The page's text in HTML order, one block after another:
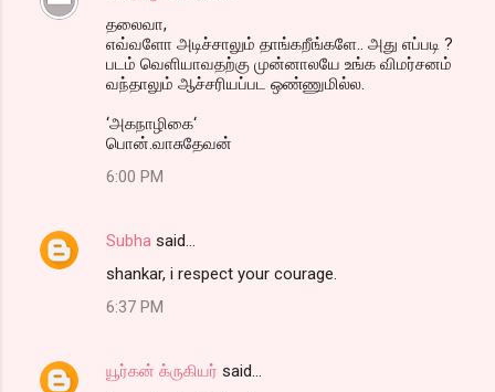
தலைவா,
எவ்வளோ அடிச்சாலும் தாங்கறீங்களே.. அது எப்படி ?
படம் வெளியாவதற்கு முன்னாலயே உங்க விமர்சனம்
வந்தாலும் ஆச்சரியப்பட ஒண்ணுமில்ல.
‘அகநாழிகை‘
பொன்.வாசுதேவன்
6:00 PM
Subha said…
shankar, i respect your courage.
6:37 PM
யூர்கன் க்ருகியர் said…